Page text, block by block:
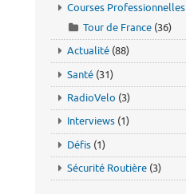
Courses Professionnelles
Tour de France (36)
Actualité (88)
Santé (31)
RadioVelo (3)
Interviews (1)
Défis (1)
Sécurité Routière (3)